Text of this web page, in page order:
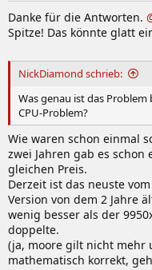
Danke für die Antworten.
Spitze! Das könnte glatt
NickDiamond schrieb:
Was genau ist das
CPU-Problem?
Wie waren schon einmal
zwei Jahren gab es schon
gleichen Preis.
Derzeit ist das neuste
Version von dem 2 Jahre
wenig besser als der
doppelte.
(ja, moore gilt nicht mehr
mathematisch korrekt,